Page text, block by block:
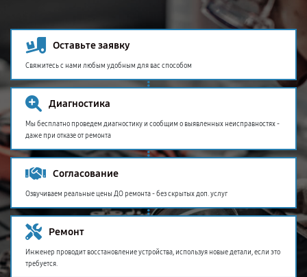
Оставьте заявку
Свяжитесь с нами любым удобным для вас способом
Диагностика
Мы бесплатно проведем диагностику и сообщим о выявленных неисправностях -
даже при отказе от ремонта
Согласование
Озвучиваем реальные цены ДО ремонта - без скрытых доп. услуг
Ремонт
Инженер проводит восстановление устройства, используя новые детали, если это
требуется.